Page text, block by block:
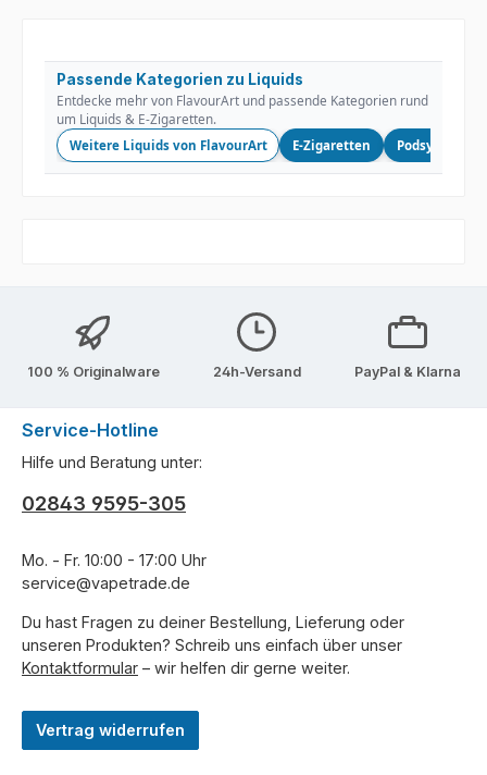
Passende Kategorien zu Liquids
Entdecke mehr von FlavourArt und passende Kategorien rund
um Liquids & E-Zigaretten.
Weitere Liquids von FlavourArt E-Zigaretten Podsysteme
100 % Originalware 24h-Versand PayPal & Klarna
Service-Hotline
Hilfe und Beratung unter:
02843 9595-305
Mo. - Fr. 10:00 - 17:00 Uhr
service@vapetrade.de
Du hast Fragen zu deiner Bestellung, Lieferung oder
unseren Produkten? Schreib uns einfach über unser
Kontaktformular – wir helfen dir gerne weiter.
Vertrag widerrufen